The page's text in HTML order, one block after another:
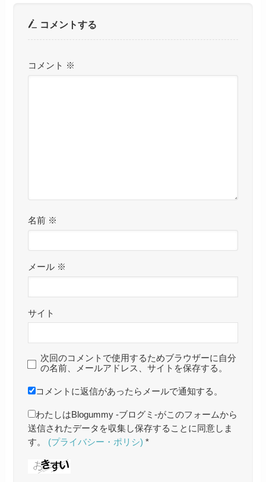
コメントする
コメント ※
名前 ※
メール ※
サイト
次回のコメントで使用するためブラウザーに自分
の名前、メールアドレス、サイトを保存する。
コメントに返信があったらメールで通知する。
わたしはBlogummy -ブログミ-がこのフォームから
送信されたデータを収集し保存することに同意しま
す。 (プライバシー・ポリシ) *